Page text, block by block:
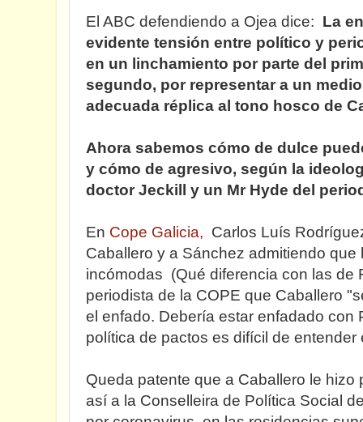
El ABC defendiendo a Ojea dice: La
evidente tensión entre político y
en un linchamiento por parte del
segundo, por representar a un
adecuada réplica al tono hosco de
Ahora sabemos cómo de dulce
y cómo de agresivo, según la
doctor Jeckill y un Mr Hyde del
En Cope Galicia, Carlos Luís
Caballero y a Sánchez admitiendo
incómodas (Qué diferencia con las de
periodista de la COPE que Caballero
el enfado. Debería estar enfadado con
política de pactos es difícil de entender
Queda patente que a Caballero le hizo
así a la Conselleira de Política Social